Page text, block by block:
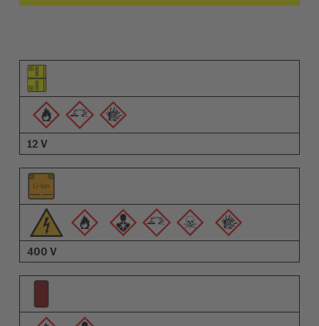
Piktogramm des Elements
Pictrogramme der Warnungen
Beschreibung
12 V
400 V